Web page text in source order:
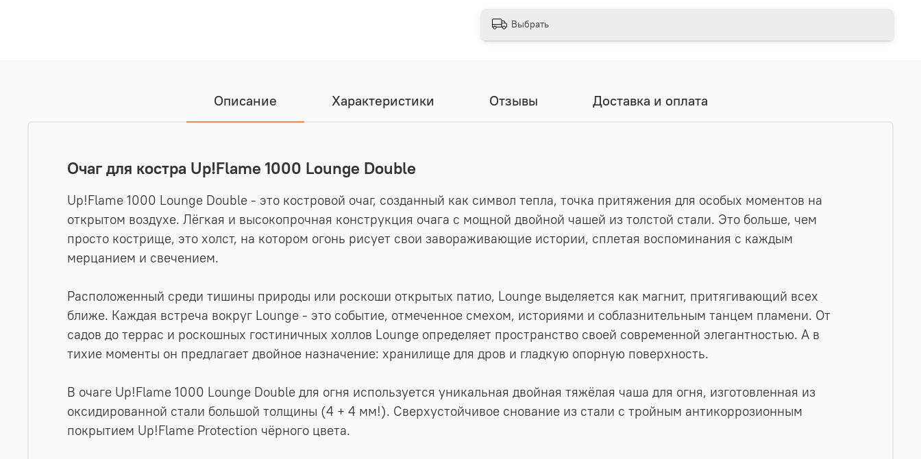
Выбрать
Описание Характеристики Отзывы Доставка и оплата
Очаг для костра Up!Flame 1000 Lounge Double
Up!Flame 1000 Lounge Double - это костровой очаг, созданный как символ тепла, точка притяжения для особых моментов на
открытом воздухе. Лёгкая и высокопрочная конструкция очага с мощной двойной чашей из толстой стали. Это больше, чем
просто кострище, это холст, на котором огонь рисует свои завораживающие истории, сплетая воспоминания с каждым
мерцанием и свечением.
Расположенный среди тишины природы или роскоши открытых патио, Lounge выделяется как магнит, притягивающий всех
ближе. Каждая встреча вокруг Lounge - это событие, отмеченное смехом, историями и соблазнительным танцем пламени. От
садов до террас и роскошных гостиничных холлов Lounge определяет пространство своей современной элегантностью. А в
тихие моменты он предлагает двойное назначение: хранилище для дров и гладкую опорную поверхность.
В очаге Up!Flame 1000 Lounge Double для огня используется уникальная двойная тяжёлая чаша для огня, изготовленная из
оксидированной стали большой толщины (4 + 4 мм!). Сверхустойчивое снование из стали с тройным антикоррозионным
покрытием Up!Flame Protection чёрного цвета.